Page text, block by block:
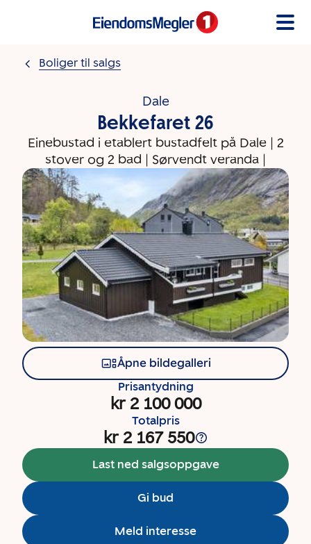
Boliger til salgs
Dale
Bekkefaret 26
Einebustad i etablert bustadfelt på Dale | 2
stover og 2 bad | Sørvendt veranda |
Åpne bildegalleri
Prisantydning
kr 2 100 000
Totalpris
kr 2 167 550
Last ned salgsoppgave
Gi bud
Meld interesse